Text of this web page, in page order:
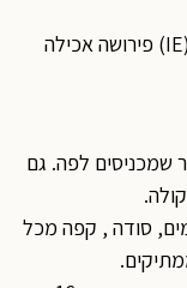
אכילה מוגבלת בזמן (TRE) או צום לסירוגין (IE) פירושה אכילה
שמכניסים לפה. גם
סודה , קפה מכל